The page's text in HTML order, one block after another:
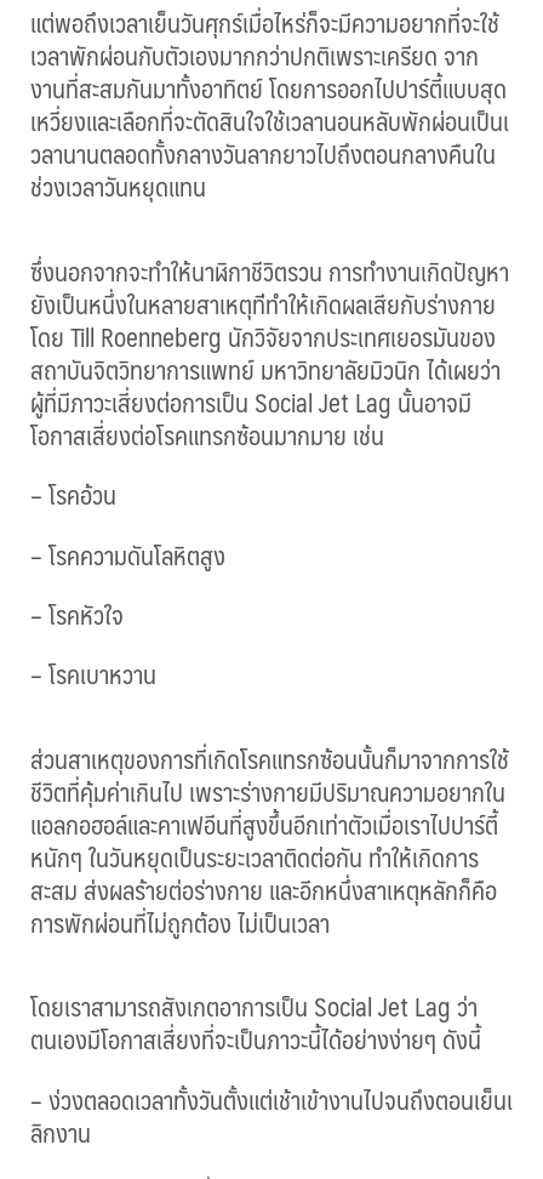
แต่พอถึงเวลาเย็นวันศุกร์เมื่อไหร่ก็จะมีความอยากที่จะใช้
เวลาพักผ่อนกับตัวเองมากกว่าปกติเพราะเครียด จาก
งานที่สะสมกันมาทั้งอาทิตย์ โดยการออกไปปาร์ตี้แบบสุด
เหวี่ยงและเลือกที่จะตัดสินใจใช้เวลานอนหลับพักผ่อนเป็นเ
วลานานตลอดทั้งกลางวันลากยาวไปถึงตอนกลางคืนใน
ช่วงเวลาวันหยุดแทน
ซึ่งนอกจากจะทำให้นาฬิกาชีวิตรวน การทำงานเกิดปัญหา
ยังเป็นหนึ่งในหลายสาเหตุที่ทำให้เกิดผลเสียกับร่างกาย
โดย Till Roenneberg นักวิจัยจากประเทศเยอรมันของ
สถาบันจิตวิทยาการแพทย์ มหาวิทยาลัยมิวนิก ได้เผยว่า
ผู้ที่มีภาวะเสี่ยงต่อการเป็น Social Jet Lag นั้นอาจมี
โอกาสเสี่ยงต่อโรคแทรกซ้อนมากมาย เช่น
– โรคอ้วน
– โรคความดันโลหิตสูง
– โรคหัวใจ
– โรคเบาหวาน
ส่วนสาเหตุของการที่เกิดโรคแทรกซ้อนนั้นก็มาจากการใช้
ชีวิตที่คุ้มค่าเกินไป เพราะร่างกายมีปริมาณความอยากใน
แอลกอฮอล์และคาเฟอีนที่สูงขึ้นอีกเท่าตัวเมื่อเราไปปาร์ตี้
หนักๆ ในวันหยุดเป็นระยะเวลาติดต่อกัน ทำให้เกิดการ
สะสม ส่งผลร้ายต่อร่างกาย และอีกหนึ่งสาเหตุหลักก็คือ
การพักผ่อนที่ไม่ถูกต้อง ไม่เป็นเวลา
โดยเราสามารถสังเกตอาการเป็น Social Jet Lag ว่า
ตนเองมีโอกาสเสี่ยงที่จะเป็นภาวะนี้ได้อย่างง่ายๆ ดังนี้
– ง่วงตลอดเวลาทั้งวันตั้งแต่เช้าเข้างานไปจนถึงตอนเย็นเ
ลิกงาน